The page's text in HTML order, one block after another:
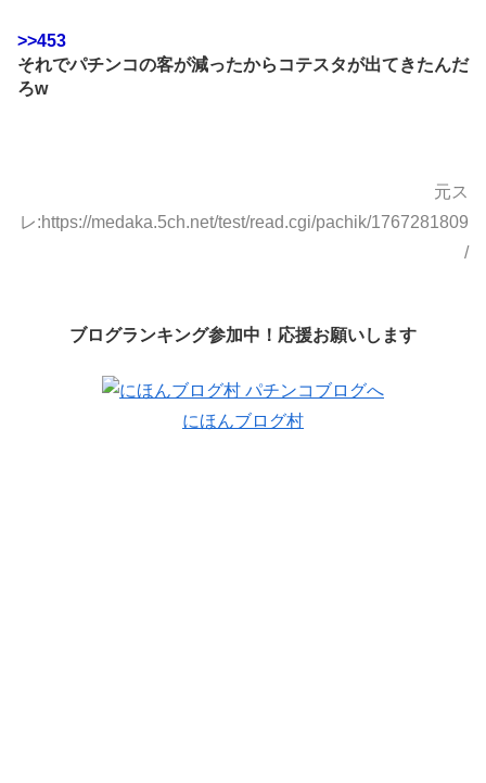
>>453
それでパチンコの客が減ったからコテスタが出てきたんだ
ろw
元ス
レ:https://medaka.5ch.net/test/read.cgi/pachik/1767281809
/
ブログランキング参加中！応援お願いします
にほんブログ村